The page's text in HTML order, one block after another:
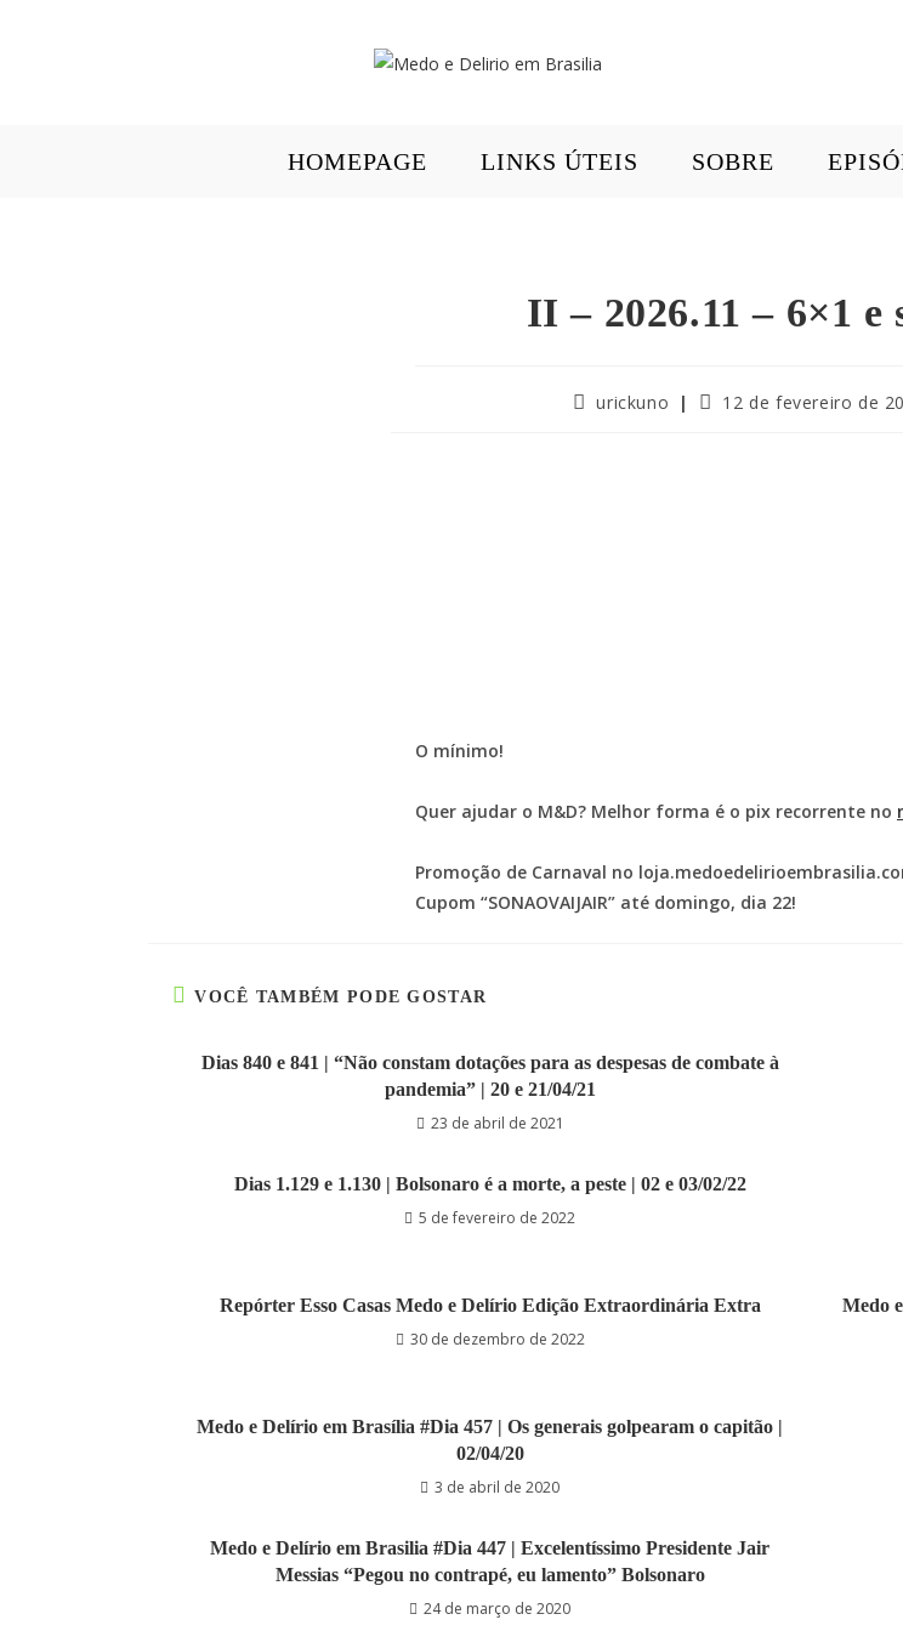
HOMEPAGE LINKS ÚTEIS SOBRE
II – 2026.11 – 6×1 e
Autorurickuno
Post12 de fevereiro de
O mínimo!
Quer ajudar o M&D? Melhor forma é o pix recorrente no
Promoção de Carnaval no
Cupom “SONAOVAIJAIR” até domingo, dia 22!
VOCÊ TAMBÉM PODE GOSTAR
Dias 840 e 841 | “Não constam dotações para as despesas de combate à
pandemia” | 20 e 21/04/21
23 de abril de 2021
Dias 1.129 e 1.130 | Bolsonaro é a morte, a peste | 02 e 03/02/22
5 de fevereiro de 2022
Repórter Esso Casas Medo e Delírio Edição Extraordinária Extra
30 de dezembro de 2022
Medo
Medo e Delírio em Brasília #Dia 457 | Os generais golpearam o capitão |
02/04/20
3 de abril de 2020
Medo e Delírio em Brasilia #Dia 447 | Excelentíssimo Presidente Jair
Messias “Pegou no contrapé, eu lamento” Bolsonaro
24 de março de 2020